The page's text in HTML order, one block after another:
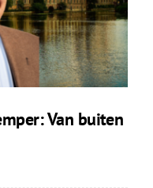
Van buiten